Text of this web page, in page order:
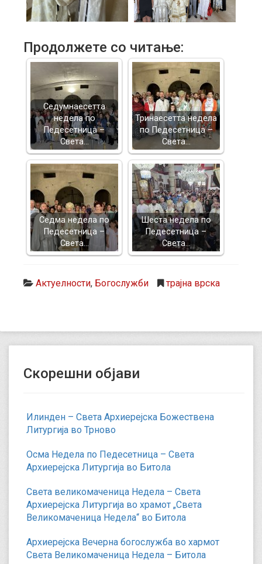
Продолжете со читање:
Седумнаесетта
недела по
Педесетница –
Света…
Тринаесетта недела
по Педесетница –
Света…
Седма недела по
Педесетница –
Света…
Шеста недела по
Педесетница –
Света…
Актуелности, Богослужби трајна врска
Скорешни објави
Илинден – Света Архиерејска Божествена
Литургија во Трново
Осма Недела по Педесетница – Света
Архиерејска Литургија во Битола
Света великомаченица Недела – Света
Архиерејска Литургија во храмот „Света
Великомаченица Недела“ во Битола
Архиерејска Вечерна богослужба во хармот
Света Великомаченица Недела – Битола